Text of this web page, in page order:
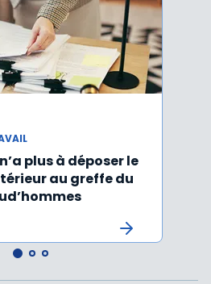
plus à déposer le
au greffe du